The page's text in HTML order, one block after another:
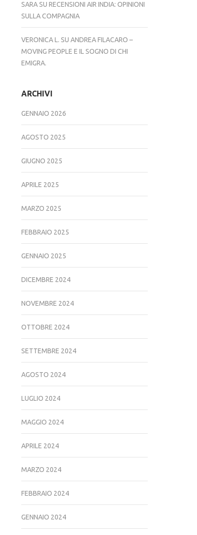
SARASU RECENSIONI AIR INDIA: OPINIONI
SULLA COMPAGNIA
VERONICA L. SU ANDREA FILACARO –
MOVING PEOPLE E IL SOGNO DI CHI
EMIGRA.
ARCHIVI
GENNAIO 2026
AGOSTO 2025
GIUGNO 2025
APRILE 2025
MARZO 2025
FEBBRAIO 2025
GENNAIO 2025
DICEMBRE 2024
NOVEMBRE 2024
OTTOBRE 2024
SETTEMBRE 2024
AGOSTO 2024
LUGLIO 2024
MAGGIO 2024
APRILE 2024
MARZO 2024
FEBBRAIO 2024
GENNAIO 2024